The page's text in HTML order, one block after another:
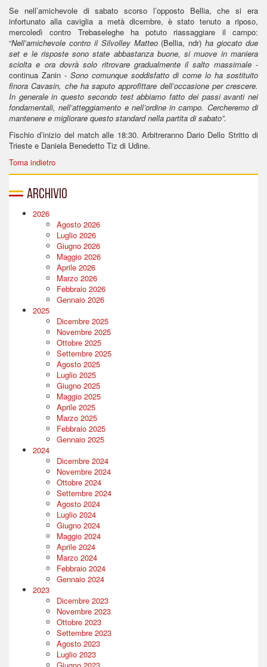
Se nell’amichevole di sabato scorso l’opposto Bellia, che si era
infortunato alla caviglia a metà dicembre, è stato tenuto a riposo,
mercoledì contro Trebaseleghe ha potuto riassaggiare il campo:
“Nell’amichevole contro il Silvolley Matteo (Bellia, ndr)ha giocato due
set e le risposte sono state abbastanza buone, si muove in maniera
sciolta e ora dovrà solo ritrovare gradualmente il salto massimale -
continua Zanin - Sono comunque soddisfatto di come lo ha sostituito
finora Cavasin, che ha saputo approfittare dell’occasione per crescere.
In generale in questo secondo test abbiamo fatto dei passi avanti nei
fondamentali, nell’atteggiamento e nell’ordine in campo. Cercheremo di
mantenere e migliorare questo standard nella partita di sabato”.
Fischio d’inizio del match alle 18:30. Arbitreranno Dario Dello Stritto di
Trieste e Daniela Benedetto Tiz di Udine.
Torna indietro
Archivio
2026
Agosto 2026
Luglio 2026
Giugno 2026
Maggio 2026
Aprile 2026
Marzo 2026
Febbraio 2026
Gennaio 2026
2025
Dicembre 2025
Novembre 2025
Ottobre 2025
Settembre 2025
Agosto 2025
Luglio 2025
Giugno 2025
Maggio 2025
Aprile 2025
Marzo 2025
Febbraio 2025
Gennaio 2025
2024
Dicembre 2024
Novembre 2024
Ottobre 2024
Settembre 2024
Agosto 2024
Luglio 2024
Giugno 2024
Maggio 2024
Aprile 2024
Marzo 2024
Febbraio 2024
Gennaio 2024
2023
Dicembre 2023
Novembre 2023
Ottobre 2023
Settembre 2023
Agosto 2023
Luglio 2023